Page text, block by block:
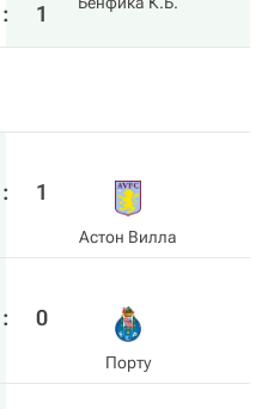
: 1
: 1
Астон Вилла
: 0
Порту